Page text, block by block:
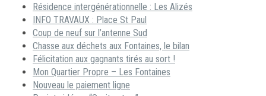
Résidence intergénérationnelle : Les Alizés
INFO TRAVAUX : Place St Paul
Coup de neuf sur l’antenne Sud
Chasse aux déchets aux Fontaines, le bilan
Félicitation aux gagnants tirés au sort !
Mon Quartier Propre – Les Fontaines
Nouveau le paiement ligne